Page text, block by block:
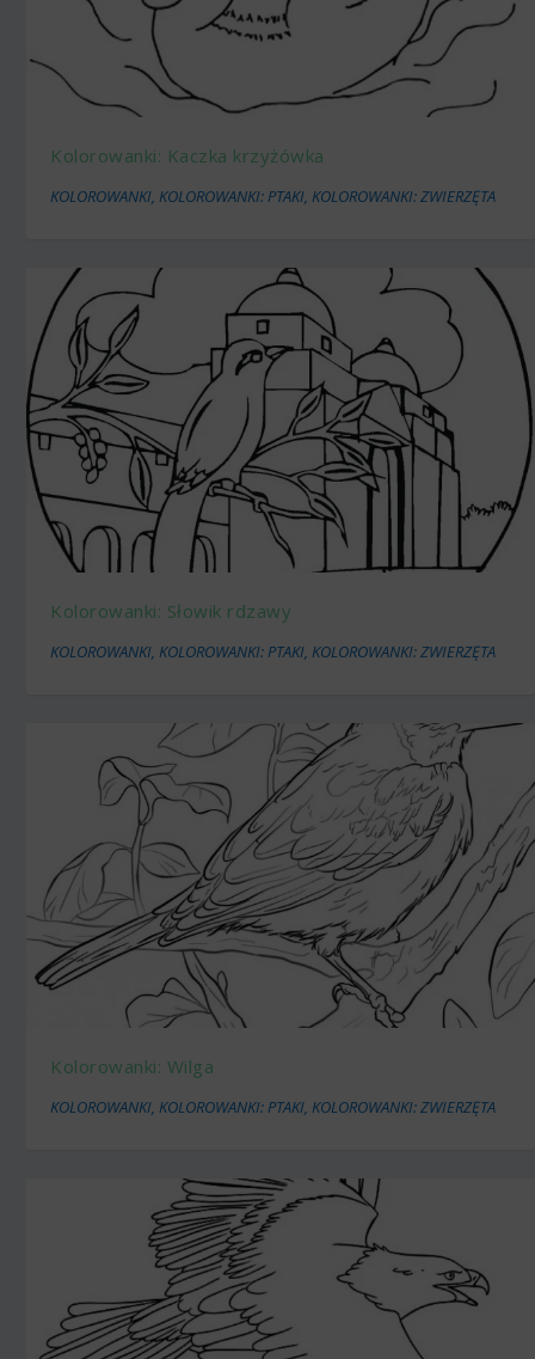
Kolorowanki: Kaczka krzyżówka
KOLOROWANKI,KOLOROWANKI: PTAKI,KOLOROWANKI: ZWIERZĘTA
Kolorowanki: Słowik rdzawy
KOLOROWANKI,KOLOROWANKI: PTAKI,KOLOROWANKI: ZWIERZĘTA
Kolorowanki: Wilga
KOLOROWANKI,KOLOROWANKI: PTAKI,KOLOROWANKI: ZWIERZĘTA